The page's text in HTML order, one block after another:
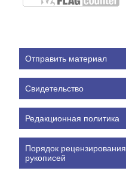
Отправить материал
Свидетельство
Редакционная политика
Порядок рецензирования
рукописей